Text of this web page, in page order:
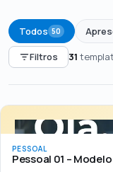
Todos 50
Filtros 31
PREÇO
Todos Até
OFERTA 🏷 Em
PESSOAL
Pessoal 01 –